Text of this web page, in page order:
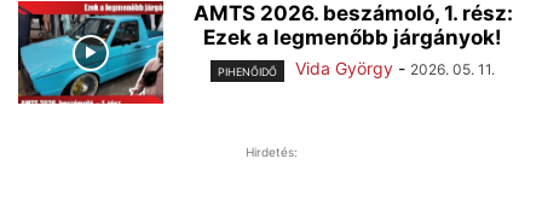
AMTS 2026. beszámoló, 1. rész:
Ezek a legmenőbb járgányok!
PIHENŐIDŐ Vida György - 2026. 05. 11.
Hirdetés: